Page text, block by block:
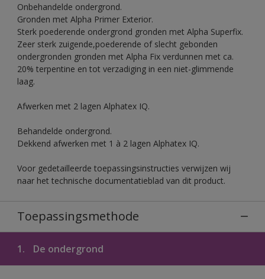
Onbehandelde ondergrond.
Gronden met Alpha Primer Exterior.
Sterk poederende ondergrond gronden met Alpha Superfix.
Zeer sterk zuigende,poederende of slecht gebonden
ondergronden gronden met Alpha Fix verdunnen met ca.
20% terpentine en tot verzadiging in een niet-glimmende
laag.
Afwerken met 2 lagen Alphatex IQ.
Behandelde ondergrond.
Dekkend afwerken met 1 à 2 lagen Alphatex IQ.
Voor gedetailleerde toepassingsinstructies verwijzen wij
naar het technische documentatieblad van dit product.
Toepassingsmethode
1. De ondergrond